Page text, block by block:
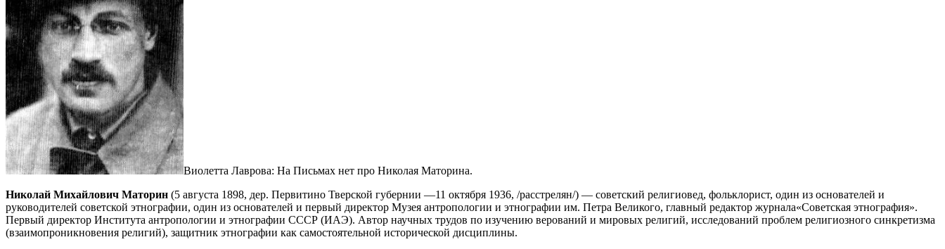
Виолетта Лаврова: На Письмах нет про Николая Маторина.
Николай Михайлович Маторин (5 августа 1898, дер. Первитино Тверской губернии —11 октября 1936, /расстрелян/) — советский религиовед, фольклорист, один из основателей и
руководителей советской этнографии, один из основателей и первый директор Музея антропологии и этнографии им. Петра Великого, главный редактор журнала«Советская этнография».
Первый директор Института антропологии и этнографии СССР (ИАЭ). Автор научных трудов по изучению верований и мировых религий, исследований проблем религиозного синкретизма
(взаимопроникновения религий), защитник этнографии как самостоятельной исторической дисциплины.